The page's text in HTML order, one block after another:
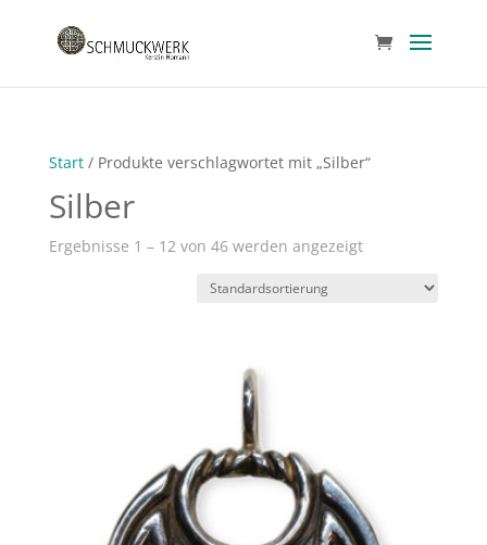
Start/ Produkte verschlagwortet mit „Silber“
Silber
Ergebnisse 1 – 12 von 46 werden angezeigt